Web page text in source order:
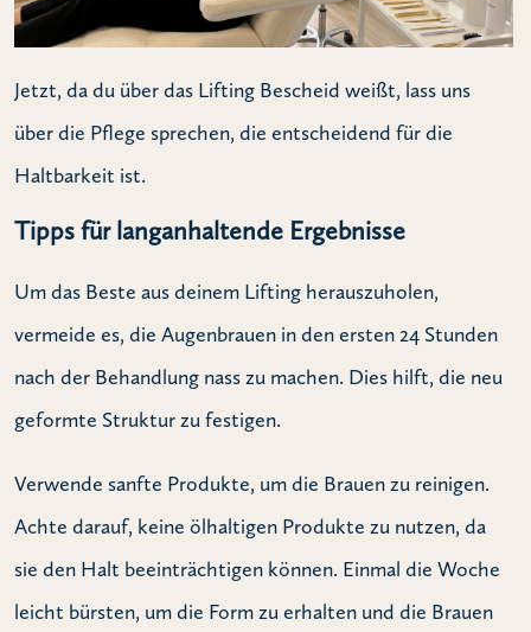
Jetzt, da du über das Lifting Bescheid weißt, lass uns
über die Pflege sprechen, die entscheidend für die
Haltbarkeit ist.
Tipps für langanhaltende Ergebnisse
Um das Beste aus deinem Lifting herauszuholen,
vermeide es, die Augenbrauen in den ersten 24 Stunden
nach der Behandlung nass zu machen. Dies hilft, die neu
geformte Struktur zu festigen.
Verwende sanfte Produkte, um die Brauen zu reinigen.
Achte darauf, keine ölhaltigen Produkte zu nutzen, da
sie den Halt beeinträchtigen können. Einmal die Woche
leicht bürsten, um die Form zu erhalten und die Brauen